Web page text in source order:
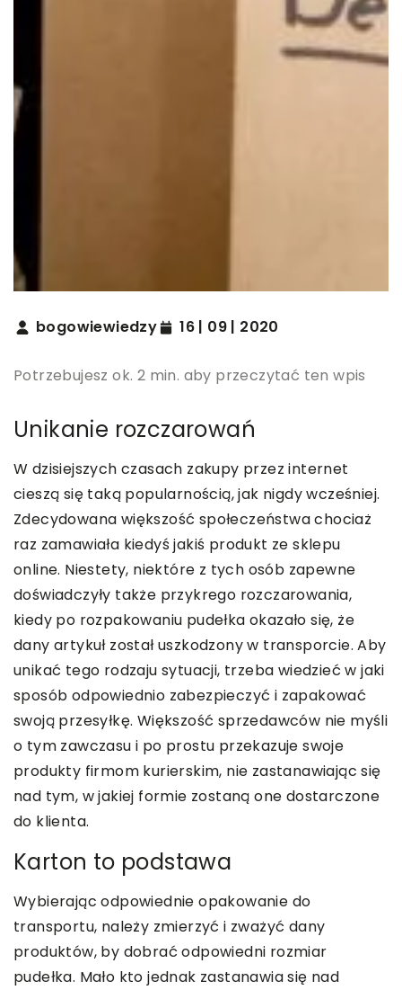
bogowiewiedzy 16 | 09 | 2020
Potrzebujesz ok. 2 min. aby przeczytać ten wpis
Unikanie rozczarowań
W dzisiejszych czasach zakupy przez internet
cieszą się taką popularnością, jak nigdy wcześniej.
Zdecydowana większość społeczeństwa chociaż
raz zamawiała kiedyś jakiś produkt ze sklepu
online. Niestety, niektóre z tych osób zapewne
doświadczyły także przykrego rozczarowania,
kiedy po rozpakowaniu pudełka okazało się, że
dany artykuł został uszkodzony w transporcie. Aby
unikać tego rodzaju sytuacji, trzeba wiedzieć w jaki
sposób odpowiednio zabezpieczyć i zapakować
swoją przesyłkę. Większość sprzedawców nie myśli
o tym zawczasu i po prostu przekazuje swoje
produkty firmom kurierskim, nie zastanawiając się
nad tym, w jakiej formie zostaną one dostarczone
do klienta.
Karton to podstawa
Wybierając odpowiednie opakowanie do
transportu, należy zmierzyć i zważyć dany
produktów, by dobrać odpowiedni rozmiar
pudełka. Mało kto jednak zastanawia się nad